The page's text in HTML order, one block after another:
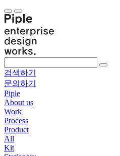
검색하기
문의하기
Piple
About us
Work
Process
Product
All
Kit